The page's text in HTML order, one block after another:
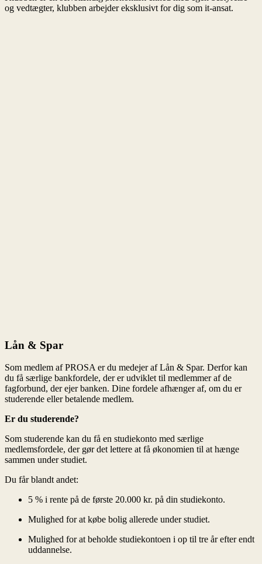
Er du studerende?
5 % i rente på de første 20.000 kr. på din studiekonto.
Mulighed for at købe bolig allerede under studiet.
Mulighed for at beholde studiekontoen i op til tre år efter endt
uddannelse.